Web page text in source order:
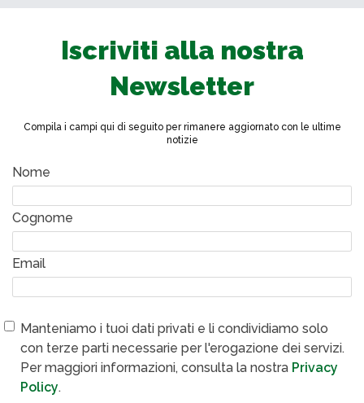
Iscriviti alla nostra
Newsletter
Compila i campi qui di seguito per rimanere aggiornato con le ultime
notizie
Nome
Cognome
Email
Manteniamo i tuoi dati privati e li condividiamo solo
con terze parti necessarie per l'erogazione dei servizi.
Per maggiori informazioni, consulta la nostra Privacy
Policy.